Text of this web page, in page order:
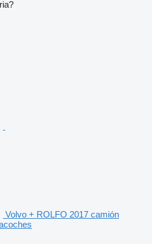
Volvo + ROLFO 2017 camión